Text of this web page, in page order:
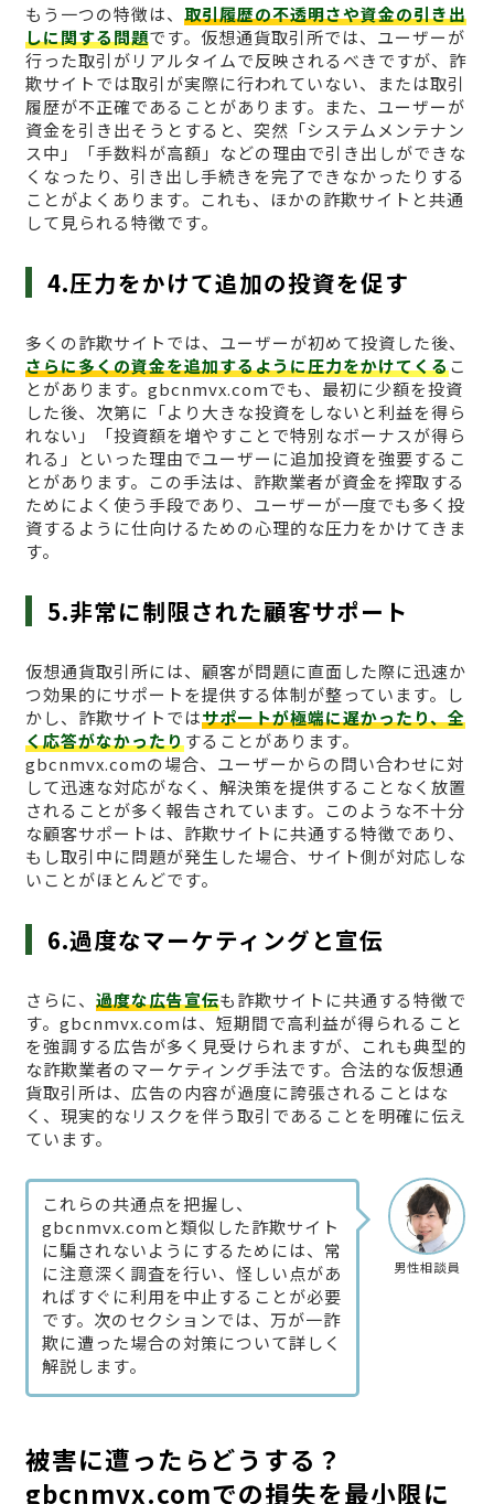
もう一つの特徴は、 取引履歴の不透明さや資金の引き出
しに関する問題です。仮想通貨取引所では、ユーザーが
行った取引がリアルタイムで反映されるべきですが、詐
欺サイトでは取引が実際に行われていない、または取引
履歴が不正確であることがあります。また、ユーザーが
資金を引き出そうとすると、突然「システムメンテナン
ス中」「手数料が高額」などの理由で引き出しができな
くなったり、引き出し手続きを完了できなかったりする
ことがよくあります。これも、ほかの詐欺サイトと共通
して見られる特徴です。
4.圧力をかけて追加の投資を促す
多くの詐欺サイトでは、ユーザーが初めて投資した後、
さらに多くの資金を追加するように圧力をかけてくるこ
とがあります。gbcnmvx.comでも、最初に少額を投資
した後、次第に「より大きな投資をしないと利益を得ら
れない」「投資額を増やすことで特別なボーナスが得ら
れる」といった理由でユーザーに追加投資を強要するこ
とがあります。この手法は、詐欺業者が資金を搾取する
ためによく使う手段であり、ユーザーが一度でも多く投
資するように仕向けるための心理的な圧力をかけてきま
す。
5.非常に制限された顧客サポート
仮想通貨取引所には、顧客が問題に直面した際に迅速か
つ効果的にサポートを提供する体制が整っています。し
かし、詐欺サイトではサポートが極端に遅かったり、全
く応答がなかったりすることがあります。
gbcnmvx.comの場合、ユーザーからの問い合わせに対
して迅速な対応がなく、解決策を提供することなく放置
されることが多く報告されています。このような不十分
な顧客サポートは、詐欺サイトに共通する特徴であり、
もし取引中に問題が発生した場合、サイト側が対応しな
いことがほとんどです。
6.過度なマーケティングと宣伝
さらに、 過度な広告宣伝も詐欺サイトに共通する特徴で
す。gbcnmvx.comは、短期間で高利益が得られること
を強調する広告が多く見受けられますが、これも典型的
な詐欺業者のマーケティング手法です。合法的な仮想通
貨取引所は、広告の内容が過度に誇張されることはな
く、現実的なリスクを伴う取引であることを明確に伝え
ています。
男性相談員
これらの共通点を把握し、
gbcnmvx.comと類似した詐欺サイト
に騙されないようにするためには、常
に注意深く調査を行い、怪しい点があ
ればすぐに利用を中止することが必要
です。次のセクションでは、万が一詐
欺に遭った場合の対策について詳しく
解説します。
被害に遭ったらどうする？
gbcnmvx.comでの損失を最小限に